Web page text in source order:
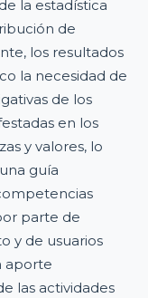
la estadística
de
los resultados
la necesidad de
de los
en los
y valores, lo
guía
parte de
y de usuarios
aporte
las actividades